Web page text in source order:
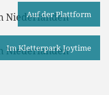
Auf der Plattform
Im Kletterpark Joytime